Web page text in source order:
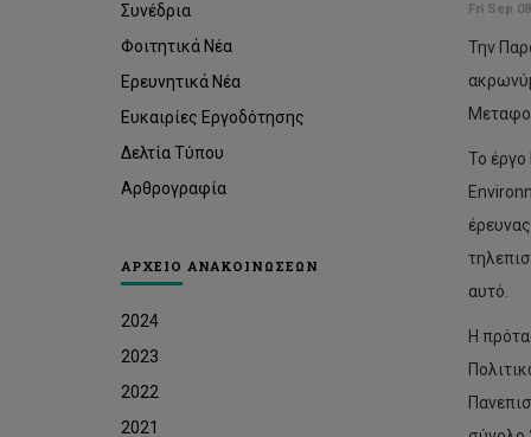
Συνέδρια
Φοιτητικά Νέα
Ερευνητικά Νέα
Ευκαιρίες Εργοδότησης
Δελτία Τύπου
Αρθρογραφία
ΑΡΧΕΙΟ ΑΝΑΚΟΙΝΩΣΕΩΝ
2024
2023
2022
2021
Fri Sep
Την
Το έργο
αυτό.
Η